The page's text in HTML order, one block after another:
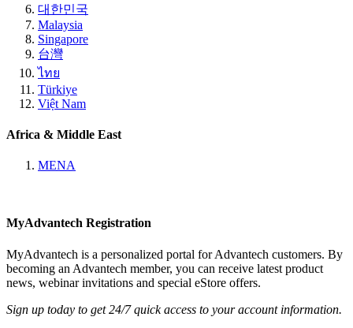
대한민국
Malaysia
Singapore
台灣
ไทย
Türkiye
Việt Nam
Africa & Middle East
MENA
MyAdvantech Registration
MyAdvantech is a personalized portal for Advantech customers. By
becoming an Advantech member, you can receive latest product
news, webinar invitations and special eStore offers.
Sign up today to get 24/7 quick access to your account information.